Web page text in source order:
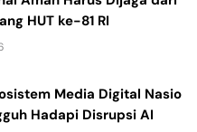
HUT ke-81 RI
Media Digital Nasio
Hadapi Disrupsi AI